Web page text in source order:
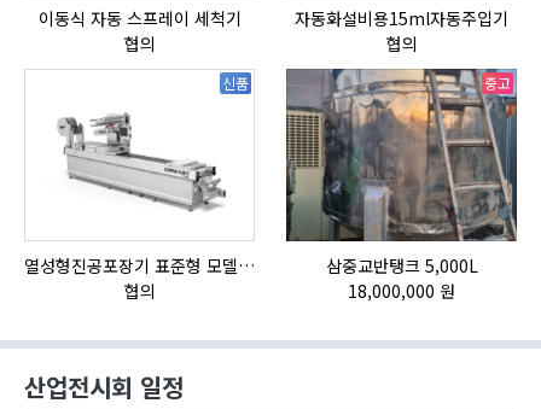
이동식 자동 스프레이 세척기
협의
자동화설비용15ml자동주입기
협의
신품
열성형진공포장기 표준형 모델 OMNIVAC S-200
협의
중고
삼중교반탱크 5,000L
18,000,000 원
산업전시회 일정